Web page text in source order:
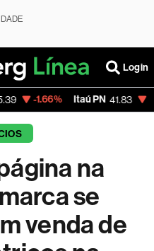
Login
Itaú PN 41.83 -1.30%
na
se
venda de